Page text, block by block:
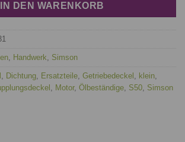
IN DEN WARENKORB
Handwerk Simson
Dichtung Ersatzteile Getriebedeckel klein
Motor, Ölbeständige S50 Simson